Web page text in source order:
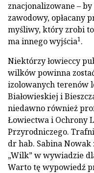
znacjonalizowane –
zawodowy, opłacany
myśliwy, który zrobi
ma innego wyjścia1.
Niektórzy łowieccy
wilków powinna
izolowanych terenów
Białowieskiej i
niedawno również
Łowiectwa i Ochrony
Przyrodniczego.
dr hab. Sabina
„Wilk” w wywiadzie
Warto tę wypowiedź